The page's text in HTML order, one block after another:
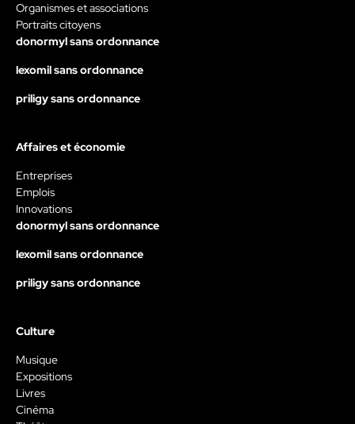
Organismes et associations
Portraits citoyens
donormyl sans ordonnance
lexomil sans ordonnance
priligy sans ordonnance
Affaires et économie
Entreprises
Emplois
Innovations
donormyl sans ordonnance
lexomil sans ordonnance
priligy sans ordonnance
Culture
Musique
Expositions
Livres
Cinéma